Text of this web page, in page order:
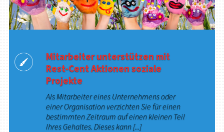
Mitarbeiter unterstützen mit
Rest-Cent Aktionen soziale
Projekte
Als Mitarbeiter eines Unternehmens oder
einer Organisation verzichten Sie für einen
bestimmten Zeitraum auf einen kleinen Teil
Ihres Gehaltes. Dieses kann [...]